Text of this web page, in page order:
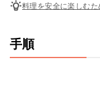
料理を安全に楽しむ
手順